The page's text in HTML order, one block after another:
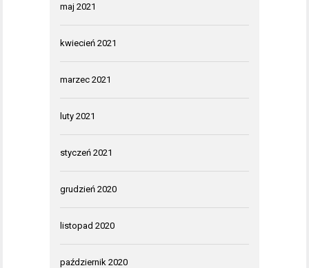
maj 2021
kwiecień 2021
marzec 2021
luty 2021
styczeń 2021
grudzień 2020
listopad 2020
październik 2020